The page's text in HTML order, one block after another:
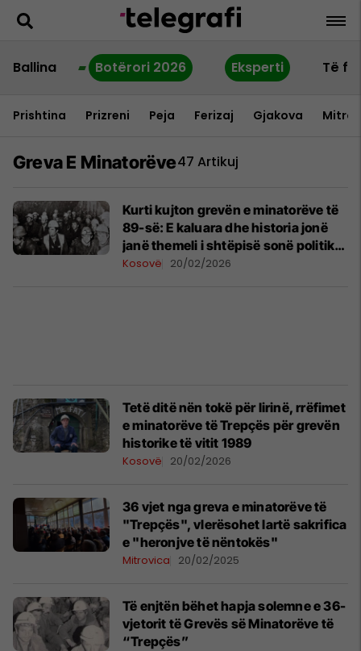
Ballina Botërori 2026 Eksperti Të
Prishtina Prizreni Peja Ferizaj Gjakova
Greva E Minatorëve47 Artikuj
Kurti kujton grevën e minatorëve të
89-së: E kaluara dhe historia jonë
janë themeli i shtëpisë sonë politike,
Republikës së Kosovës
Kosovë 20/02/2026
Tetë ditë nën tokë për lirinë, rrëfimet
e minatorëve të Trepçës për grevën
historike të vitit 1989
Kosovë 20/02/2026
36 vjet nga greva e minatorëve të
"Trepçës", vlerësohet lartë sakrifica
e "heronjve të nëntokës"
Mitrovica 20/02/2025
Të enjtën bëhet hapja solemne e 36-
vjetorit të Grevës së Minatorëve të
“Trepçës”